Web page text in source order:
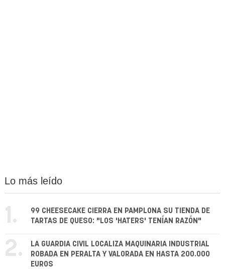
Lo más leído
1.
99 CHEESECAKE CIERRA EN PAMPLONA SU TIENDA DE
TARTAS DE QUESO: "LOS 'HATERS' TENÍAN RAZÓN"
2.
LA GUARDIA CIVIL LOCALIZA MAQUINARIA INDUSTRIAL
ROBADA EN PERALTA Y VALORADA EN HASTA 200.000
EUROS